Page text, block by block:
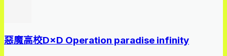
惡魔高校D×D Operation paradise infinity